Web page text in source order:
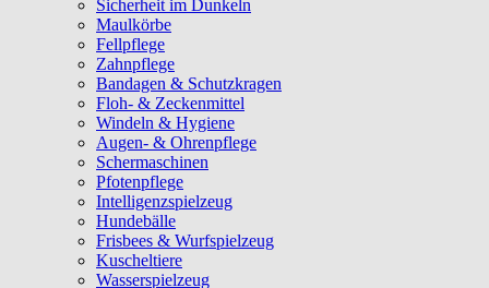
Sicherheit im Dunkeln
Maulkörbe
Fellpflege
Zahnpflege
Bandagen & Schutzkragen
Floh- & Zeckenmittel
Windeln & Hygiene
Augen- & Ohrenpflege
Schermaschinen
Pfotenpflege
Intelligenzspielzeug
Hundebälle
Frisbees & Wurfspielzeug
Kuscheltiere
Wasserspielzeug